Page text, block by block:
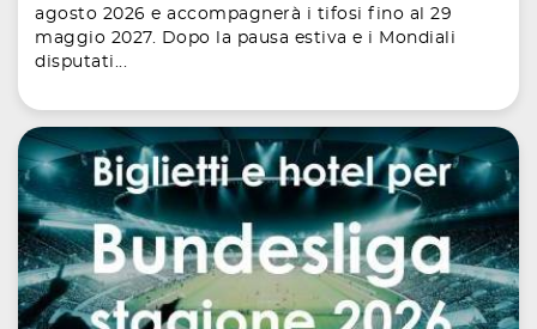
agosto 2026 e accompagnerà i tifosi fino al 29
maggio 2027. Dopo la pausa estiva e i Mondiali
disputati...